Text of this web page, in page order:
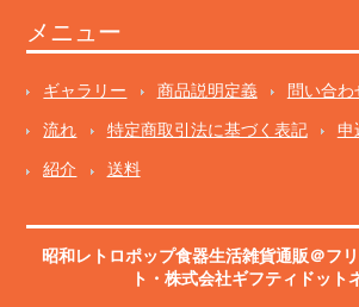
メニュー
ギャラリー 商品説明定義 問い合わ
流れ 特定商取引法に基づく表記 申
紹介 送料
昭和レトロポップ食器生活雑貨通販＠フ
ト ・株式会社ギフティドット